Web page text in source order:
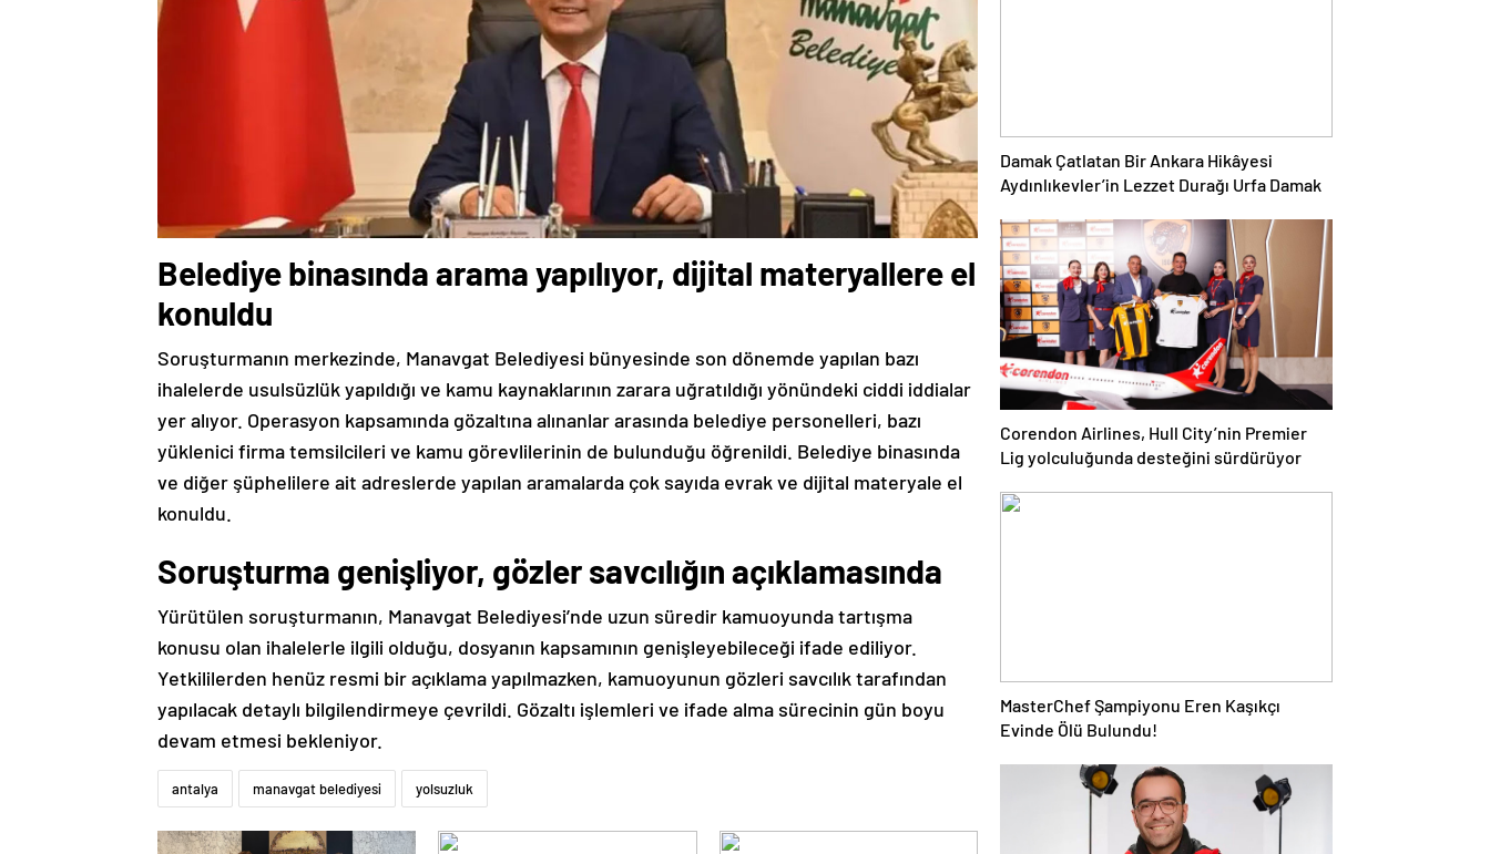
Belediye binasında arama yapılıyor, dijital materyallere el
konuldu
Soruşturmanın merkezinde, Manavgat Belediyesi bünyesinde son dönemde yapılan bazı
ihalelerde usulsüzlük yapıldığı ve kamu kaynaklarının zarara uğratıldığı yönündeki ciddi iddialar
yer alıyor. Operasyon kapsamında gözaltına alınanlar arasında belediye personelleri, bazı
yüklenici firma temsilcileri ve kamu görevlilerinin de bulunduğu öğrenildi. Belediye binasında
ve diğer şüphelilere ait adreslerde yapılan aramalarda çok sayıda evrak ve dijital materyale el
konuldu.
Soruşturma genişliyor, gözler savcılığın açıklamasında
Yürütülen soruşturmanın, Manavgat Belediyesi’nde uzun süredir kamuoyunda tartışma
konusu olan ihalelerle ilgili olduğu, dosyanın kapsamının genişleyebileceği ifade ediliyor.
Yetkililerden henüz resmi bir açıklama yapılmazken, kamuoyunun gözleri savcılık tarafından
yapılacak detaylı bilgilendirmeye çevrildi. Gözaltı işlemleri ve ifade alma sürecinin gün boyu
devam etmesi bekleniyor.
antalya manavgat belediyesi yolsuzluk
Damak Çatlatan Bir Ankara Hikâyesi
Aydınlıkevler’in Lezzet Durağı Urfa Damak
Corendon Airlines, Hull City’nin Premier
Lig yolculuğunda desteğini sürdürüyor
MasterChef Şampiyonu Eren Kaşıkçı
Evinde Ölü Bulundu!